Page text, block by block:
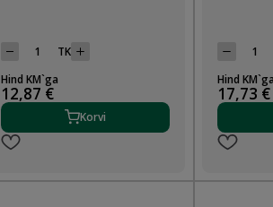
TK
Hind KM`ga
12,87 €
Korvi
Hind KM`ga
17,73 €